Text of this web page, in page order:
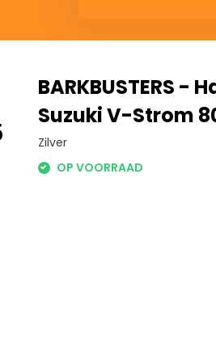
BARKBUSTERS -
Suzuki V-Strom
Zilver
OP VOORRAAD